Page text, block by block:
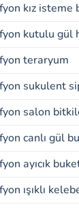
kız isteme
kutulu gül
teraryum
sukulent
salon
canlı gül
ayıcık
ışıklı